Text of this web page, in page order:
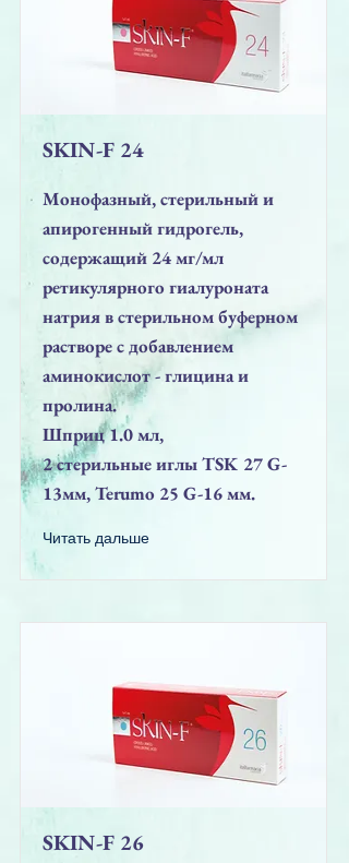
SKIN-F 24
Монофазный, стерильный и
апирогенный гидрогель,
содержащий 24 мг/мл
ретикулярного гиалуроната
натрия в стерильном буферном
растворе с добавлением
аминокислот - глицина и
пролина.
Шприц 1.0 мл,
2 стерильные иглы TSK 27 G-
13мм, Terumo 25 G-16 мм.
Читать дальше
SKIN-F 26